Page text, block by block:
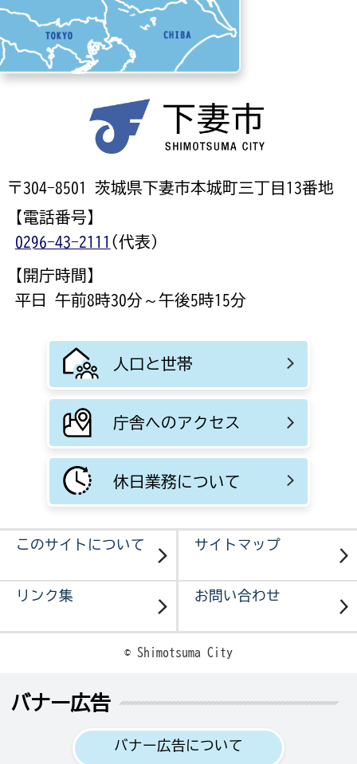
〒304-8501 茨城県下妻市本城町三丁目13番地
【電話番号】
0296-43-2111 (代表)
【開庁時間】
平日 午前8時30分～午後5時15分
人口と世帯
庁舎へのアクセス
休日業務について
このサイトについて サイトマップ
リンク集 お問い合わせ
© Shimotsuma City
バナー広告
バナー広告について